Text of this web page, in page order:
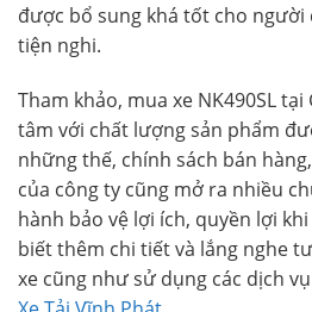
được bổ sung khá tốt cho người
tiện nghi.
Tham khảo, mua xe NK490SL
tâm với chất lượng sản phẩm
những thế, chính sách bán
của công ty cũng mở ra nhiều
hành bảo vệ lợi ích, quyền lợi
biết thêm chi tiết và lắng nghe
xe cũng như sử dụng các dịch